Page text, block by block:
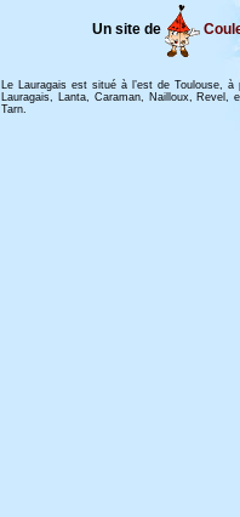
Un site de
Le Lauragais est situé à l’est de Toulouse,
Lauragais, Lanta, Caraman, Nailloux, Revel,
Tarn.